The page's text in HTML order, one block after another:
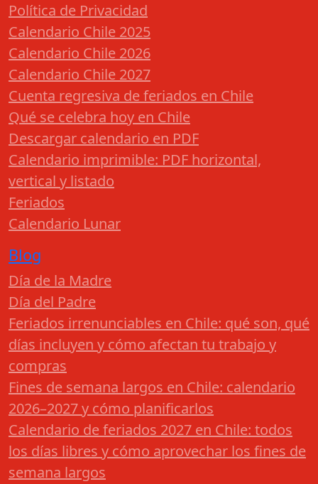
Política de Privacidad
Calendario Chile 2025
Calendario Chile 2026
Calendario Chile 2027
Cuenta regresiva de feriados en Chile
Qué se celebra hoy en Chile
Descargar calendario en PDF
Calendario imprimible: PDF horizontal,
vertical y listado
Feriados
Calendario Lunar
Blog
Día de la Madre
Día del Padre
Feriados irrenunciables en Chile: qué son, qué
días incluyen y cómo afectan tu trabajo y
compras
Fines de semana largos en Chile: calendario
2026–2027 y cómo planificarlos
Calendario de feriados 2027 en Chile: todos
los días libres y cómo aprovechar los fines de
semana largos